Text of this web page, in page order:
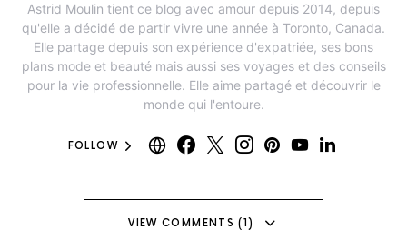
Astrid Moulin tient ce blog avec amour depuis 2014, depuis
qu'elle a décidé de partir vivre une année à Toronto, Canada.
Elle partage depuis son expérience d'expatriée, ses bons
plans mode et beauté mais aussi ses voyages et des conseils
pour la vie professionnelle. Elle aime partagé et découvrir le
monde qui l'entoure.
FOLLOW
VIEW COMMENTS (1)